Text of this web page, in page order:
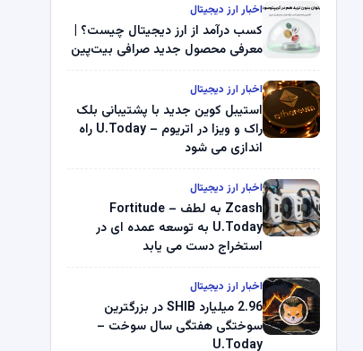
اخبار ارز دیجیتال
کسب درآمد از ارز دیجیتال چیست؟ |
معرفی محصول جدید صرافی بیت‌پین
اخبار ارز دیجیتال
استیبل کوین جدید با پشتیبانی بلک
راک و ویزا در اتریوم – U.Today راه
اندازی می شود
اخبار ارز دیجیتال
Zcash به لطف Fortitude –
U.Today به توسعه عمده ای در
استخراج دست می یابد
اخبار ارز دیجیتال
2.96 میلیارد SHIB در بزرگترین
سوختگی هفتگی سال سوخت –
U.Today